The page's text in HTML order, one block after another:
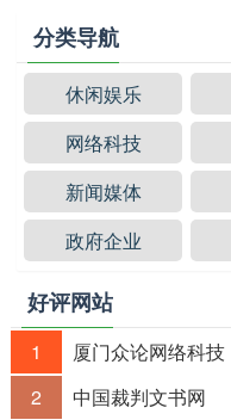
分类导航
休闲娱乐
网络科技
新闻媒体
政府企业
好评网站
1 厦门众论网络科技
2
中国裁判文书网